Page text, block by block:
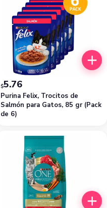
Purina Felix, Trocitos de
Salmón para Gatos, 85 gr (Pack
de 6)
$5.76